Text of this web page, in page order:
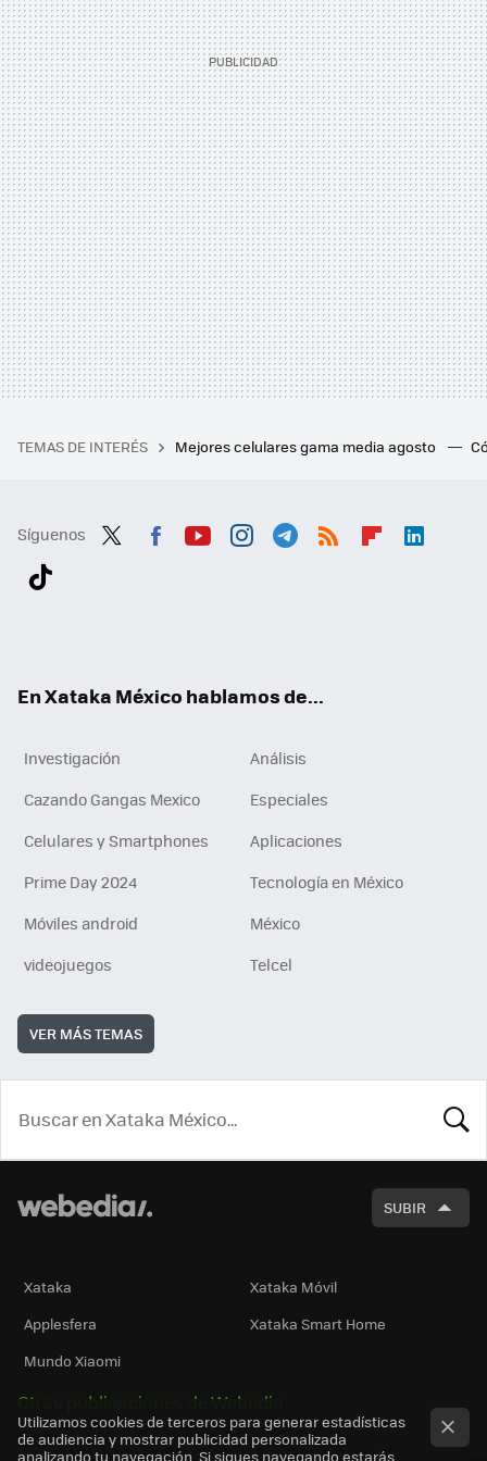
TEMAS DE INTERÉS Mejores celulares gama media agosto
Síguenos
En Xataka México hablamos de...
Investigación
Análisis
Cazando Gangas Mexico
Especiales
Celulares y Smartphones
Aplicaciones
Prime Day 2024
Tecnología en México
Móviles android
México
videojuegos
Telcel
VER MÁS TEMAS
SUBIR
Xataka
Xataka Móvil
Applesfera
Xataka Smart Home
Mundo Xiaomi
Otras publicaciones de Webedia
Utilizamos cookies de terceros para generar estadísticas
de audiencia y mostrar publicidad personalizada
analizando tu navegación. Si sigues navegando estarás